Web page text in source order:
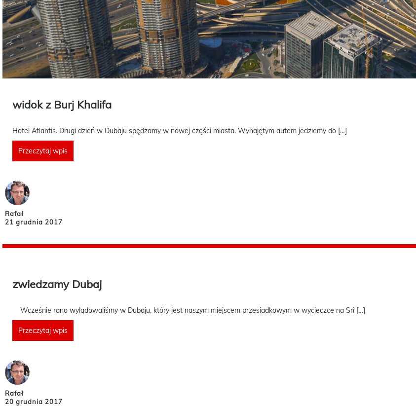
widok z Burj Khalifa
Hotel Atlantis. Drugi dzień w Dubaju spędzamy w nowej części miasta. Wynajętym autem jedziemy do […]
Przeczytaj wpis
Rafał
21 grudnia 2017
zwiedzamy Dubaj
Wcześnie rano wylądowaliśmy w Dubaju, który jest naszym miejscem przesiadkowym w wycieczce na Sri […]
Przeczytaj wpis
Rafał
20 grudnia 2017